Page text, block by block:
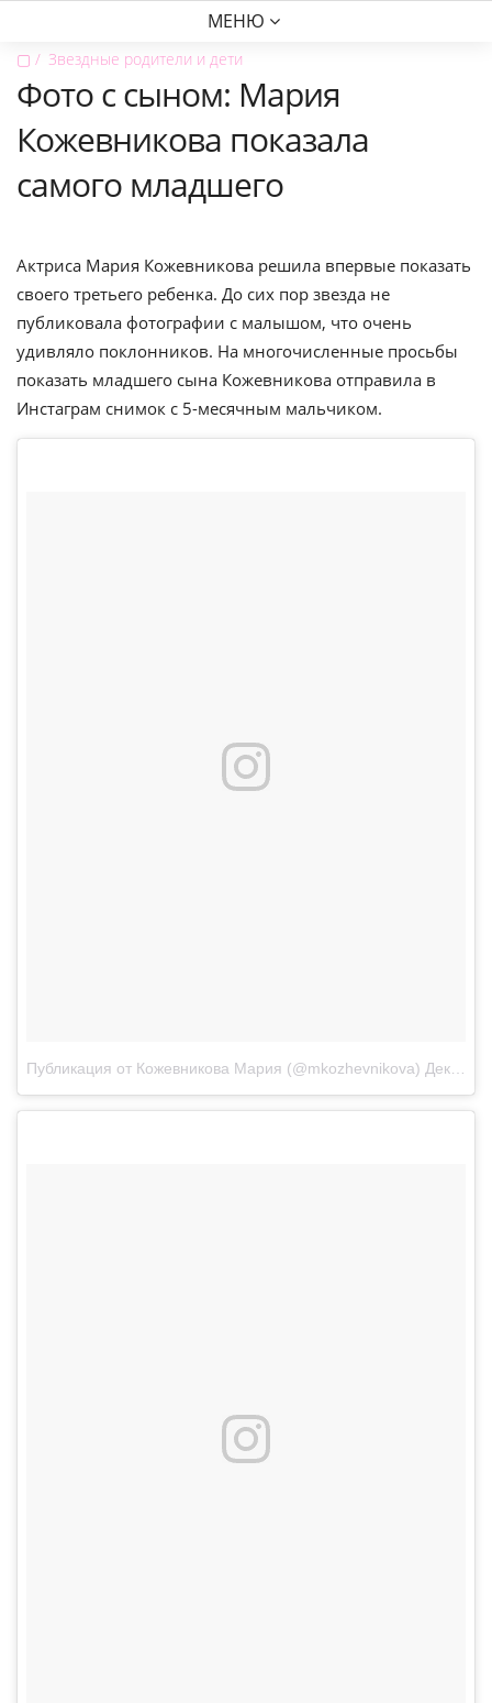
МЕНЮ
▢ Звездные родители и дети
Фото с сыном: Мария
Кожевникова показала
самого младшего
Актриса Мария Кожевникова решила впервые показать
своего третьего ребенка. До сих пор звезда не
публиковала фотографии с малышом, что очень
удивляло поклонников. На многочисленные просьбы
показать младшего сына Кожевникова отправила в
Инстаграм снимок с 5-месячным мальчиком.
Публикация от Кожевникова Мария (@mkozhevnikova) Дек 27, 2017 at 4:46 PST